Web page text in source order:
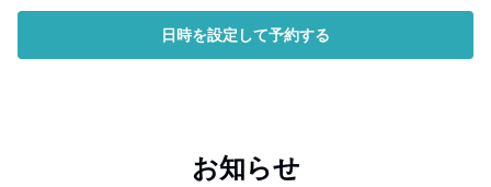
日時を設定して予約する
お知らせ